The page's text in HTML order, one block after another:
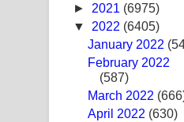
Swetha
Ma Igili
Ras
Hoda
► 2021 (6975)
▼ 2022 (6405)
January 2022
February 2022
(587)
March 2022
April 2022 (630)